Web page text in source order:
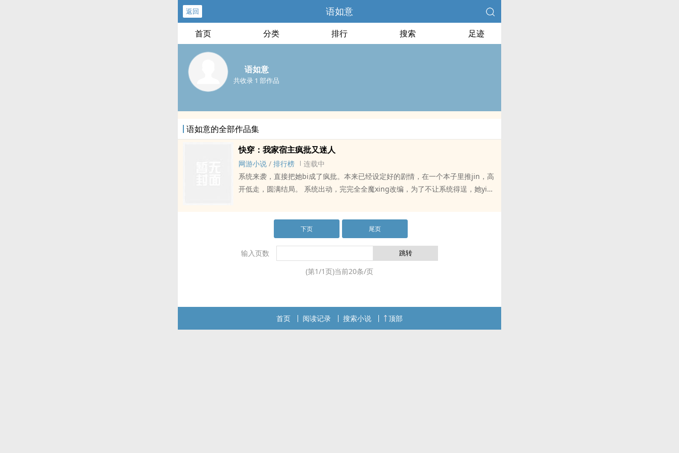
返回 语如意
首页 分类 排行 搜索 足迹
语如意
共收录 1 部作品
语如意的全部作品集
快穿：我家宿主疯批又迷人
网游小说 / 排行榜
连载中
系统来袭，直接把她bi成了疯批。本来已经设定好的剧情，在一个本子里推jin，高
开低走，圆满结局。 系统出动，完完全全魔xing改编，为了不让系统得逞，她ying
下页 尾页
输入页数
(第1/1页)当前20条/页
首页 阅读记录 搜索小说 顶部